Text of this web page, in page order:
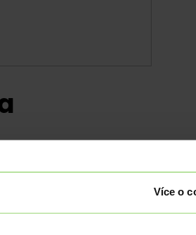
Více o
odhadům. Jedná se o